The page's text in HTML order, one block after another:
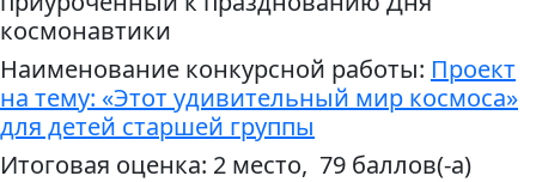
космонавтики
Наименование конкурсной работы: Проект
на тему: «Этот удивительный мир космоса»
для детей старшей группы
Итоговая оценка: 2 место, 79 баллов(-а)